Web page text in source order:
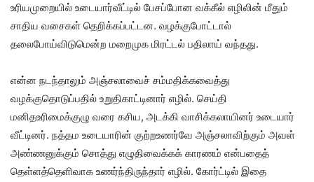
உரியமுறையில் உடையார்வீட்டில் பேசப்போன வக்கீல் எழிலின் மீதும்
சாதிய வசைகள் தெறிக்கப்பட்டன. வழக்குபோட்டால்
தலைபோய்விடுமென்ற மறைமுக மிரட்டல் பதிலாய் வந்தது.
என்ன நடந்தாலும் அஞ்சலாவைச் சம்மதிக்கவைத்து
வழக்குதொடுப்பதில் உறுதிகாட்டினார் எழில். செய்தி
மனிதஉரிமைக்குழு வரை கசிய, அடக்கி வாசிக்கலாயினர் உடையார்
வீட்டினர். நத்தம உடையாரின் குற்றஉணர்வே அஞ்சலாவிற்கும் அவள்
அண்ணனுக்கும் சொத்து எழுதிவைக்கக் காரணம் என்பதைத்
தெள்ளத்தெளிவாக உணர்ந்திருந்தார் எழில். கோர்ட்டில் இதை